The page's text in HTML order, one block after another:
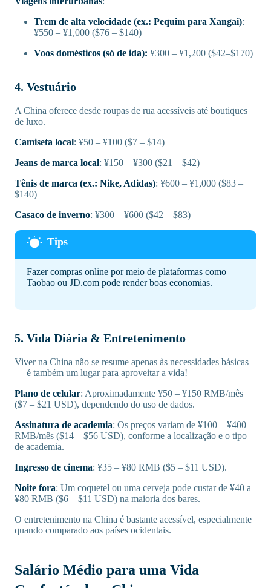
Trem de alta velocidade (ex.: Pequim para Xangai):
¥550 – ¥1,000 ($76 – $140)
Voos domésticos (só de ida): ¥300 – ¥1,200 ($42–$170)
4. Vestuário
A China oferece desde roupas de rua acessíveis até boutiques
de luxo.
Camiseta local: ¥50 – ¥100 ($7 – $14)
Jeans de marca local: ¥150 – ¥300 ($21 – $42)
Tênis de marca (ex.: Nike, Adidas): ¥600 – ¥1,000 ($83 –
$140)
Casaco de inverno: ¥300 – ¥600 ($42 – $83)
Fazer compras online por meio de plataformas como
Taobao ou JD.com pode render boas economias.
5. Vida Diária & Entretenimento
Viver na China não se resume apenas às necessidades básicas
— é também um lugar para aproveitar a vida!
Plano de celular: Aproximadamente ¥50 – ¥150 RMB/mês
($7 – $21 USD), dependendo do uso de dados.
Assinatura de academia: Os preços variam de ¥100 – ¥400
RMB/mês ($14 – $56 USD), conforme a localização e o tipo
de academia.
Ingresso de cinema: ¥35 – ¥80 RMB ($5 – $11 USD).
Noite fora: Um coquetel ou uma cerveja pode custar de ¥40 a
¥80 RMB ($6 – $11 USD) na maioria dos bares.
O entretenimento na China é bastante acessível, especialmente
quando comparado aos países ocidentais.
Salário Médio para uma Vida